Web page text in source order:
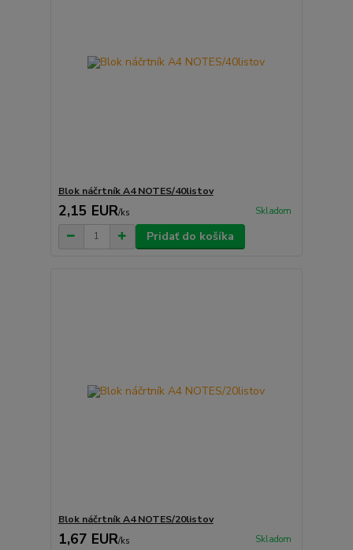
Blok náčrtník A4 NOTES/40listov
2,15 EUR/ks Skladom
Pridať do košíka
Blok náčrtník A4 NOTES/20listov
1,67 EUR/ks Skladom